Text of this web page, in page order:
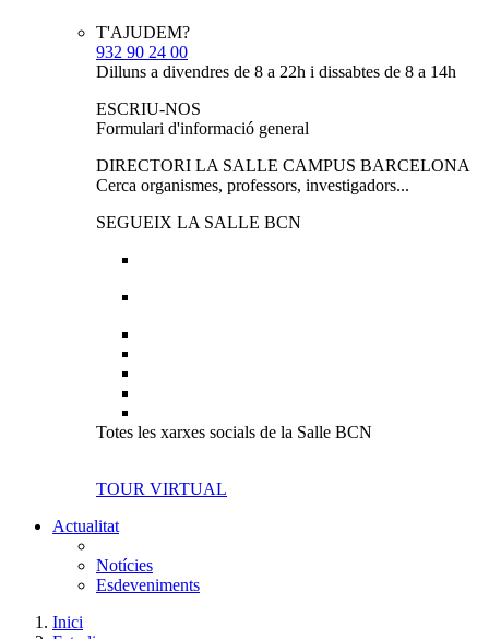
T'AJUDEM?
932 90 24 00
Dilluns a divendres de 8 a 22h i dissabtes de 8 a 14h
ESCRIU-NOS
Formulari d'informació general
DIRECTORI LA SALLE CAMPUS BARCELONA
Cerca organismes, professors, investigadors...
SEGUEIX LA SALLE BCN
Totes les xarxes socials de la Salle BCN
TOUR VIRTUAL
Actualitat
Notícies
Esdeveniments
Inici